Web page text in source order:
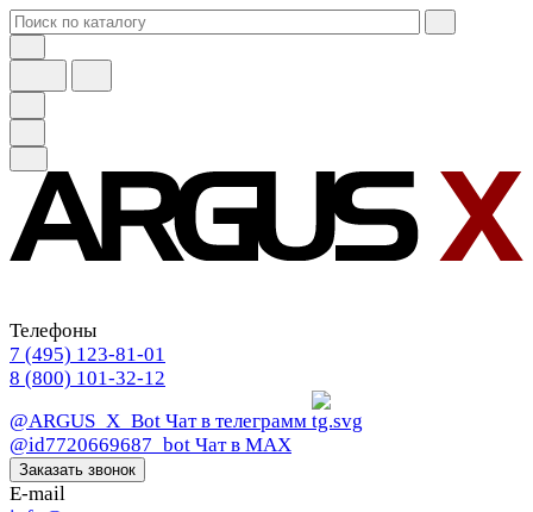
Телефоны
7 (495) 123-81-01
8 (800) 101-32-12
@ARGUS_X_Bot Чат в телеграмм
@id7720669687_bot Чат в МАХ
Заказать звонок
E-mail